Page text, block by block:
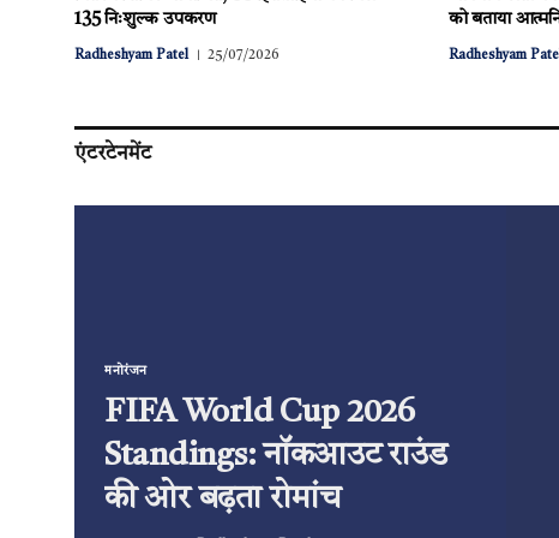
135 निःशुल्क उपकरण
Radheshyam Patel 25/07/2026
को बताया
Radheshyam
एंटरटेनमेंट
मनोरंजन
FIFA World Cup 2026
Standings: नॉकआउट राउंड
की ओर बढ़ता रोमांच